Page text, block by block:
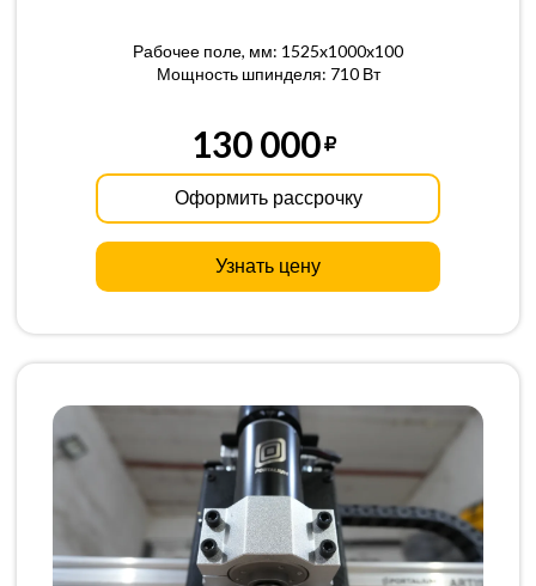
Рабочее поле, мм: 1525x1000x100
Мощность шпинделя: 710 Вт
130 000
Оформить рассрочку
Узнать цену